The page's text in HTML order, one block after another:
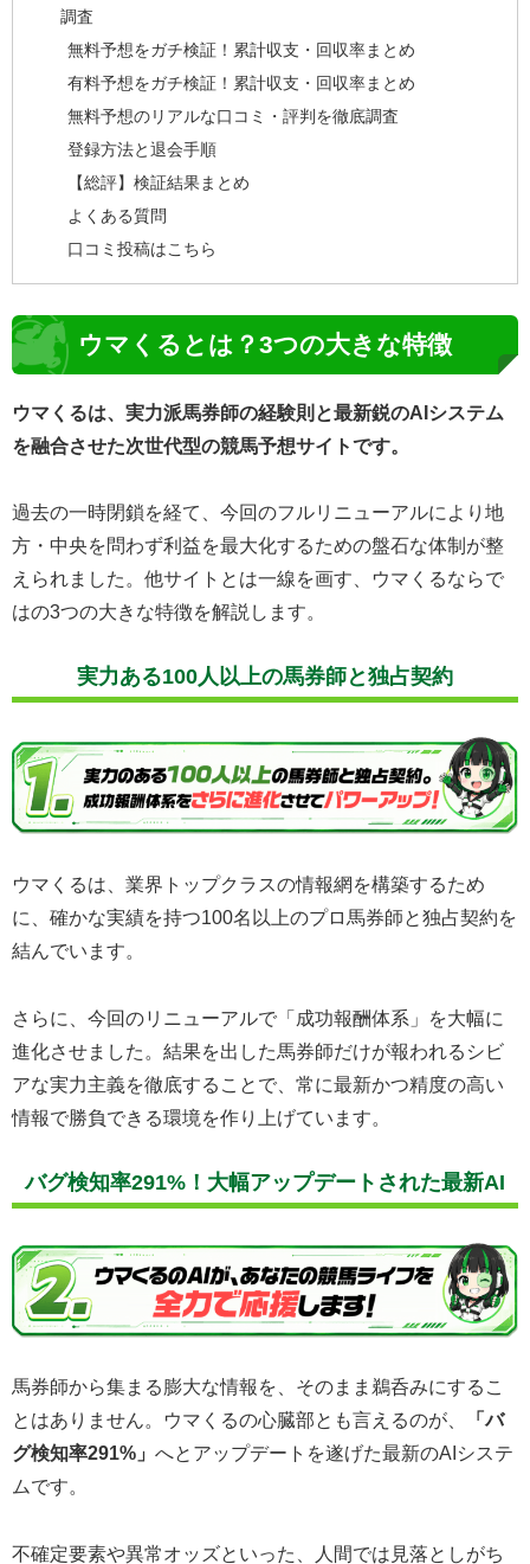
調査
無料予想をガチ検証！累計収支・回収率まとめ
有料予想をガチ検証！累計収支・回収率まとめ
無料予想のリアルな口コミ・評判を徹底調査
登録方法と退会手順
【総評】検証結果まとめ
よくある質問
口コミ投稿はこちら
ウマくるとは？3つの大きな特徴
ウマくるは、実力派馬券師の経験則と最新鋭のAIシステム
を融合させた次世代型の競馬予想サイトです。
過去の一時閉鎖を経て、今回のフルリニューアルにより地
方・中央を問わず利益を最大化するための盤石な体制が整
えられました。他サイトとは一線を画す、ウマくるならで
はの3つの大きな特徴を解説します。
実力ある100人以上の馬券師と独占契約
ウマくるは、業界トップクラスの情報網を構築するため
に、確かな実績を持つ100名以上のプロ馬券師と独占契約を
結んでいます。
さらに、今回のリニューアルで「成功報酬体系」を大幅に
進化させました。結果を出した馬券師だけが報われるシビ
アな実力主義を徹底することで、常に最新かつ精度の高い
情報で勝負できる環境を作り上げています。
バグ検知率291%！大幅アップデートされた最新AI
馬券師から集まる膨大な情報を、そのまま鵜呑みにするこ
とはありません。ウマくるの心臓部とも言えるのが、
「バ
グ検知率291%」 へとアップデートを遂げた最新のAIシステ
ムです。
不確定要素や異常オッズといった、人間では見落としがち